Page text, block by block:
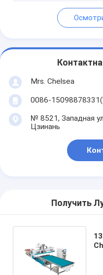
Mrs. Chelsea
0086-
№ 8521, Западная
Цзинань
Получить